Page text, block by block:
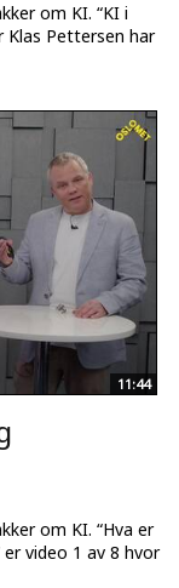
om KI. “KI i
Klas Pettersen har
11:44
om KI. “Hva er
video 1 av 8 hvor